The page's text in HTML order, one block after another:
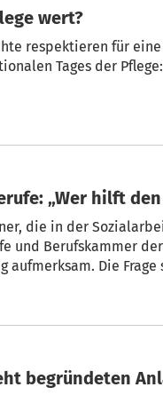
wert?
respektieren für
Tages der
„Wer hilft
die in der
und Berufskammer
aufmerksam. Die
begründeten